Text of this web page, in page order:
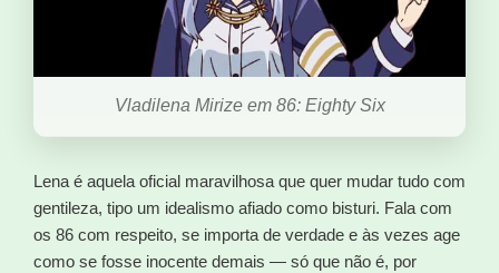
Vladilena Mirize em 86: Eighty Six
Lena é aquela oficial maravilhosa que quer mudar tudo com
gentileza, tipo um idealismo afiado como bisturi. Fala com
os 86 com respeito, se importa de verdade e às vezes age
como se fosse inocente demais — só que não é, por